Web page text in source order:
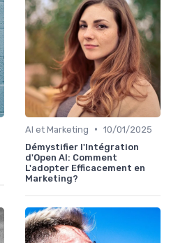
AI et Marketing • 10/01/2025
Démystifier l'Intégration
d'Open AI: Comment
L'adopter Efficacement en
Marketing?